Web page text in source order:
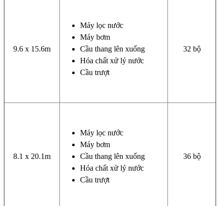
9.6 x 15.6m
Máy lọc nước
Máy bơm
Cầu thang lên xuống
Hóa chất xử lý nước
Cầu trượt
32 bộ
8.1 x 20.1m
Máy lọc nước
Máy bơm
Cầu thang lên xuống
Hóa chất xử lý nước
Cầu trượt
36 bộ